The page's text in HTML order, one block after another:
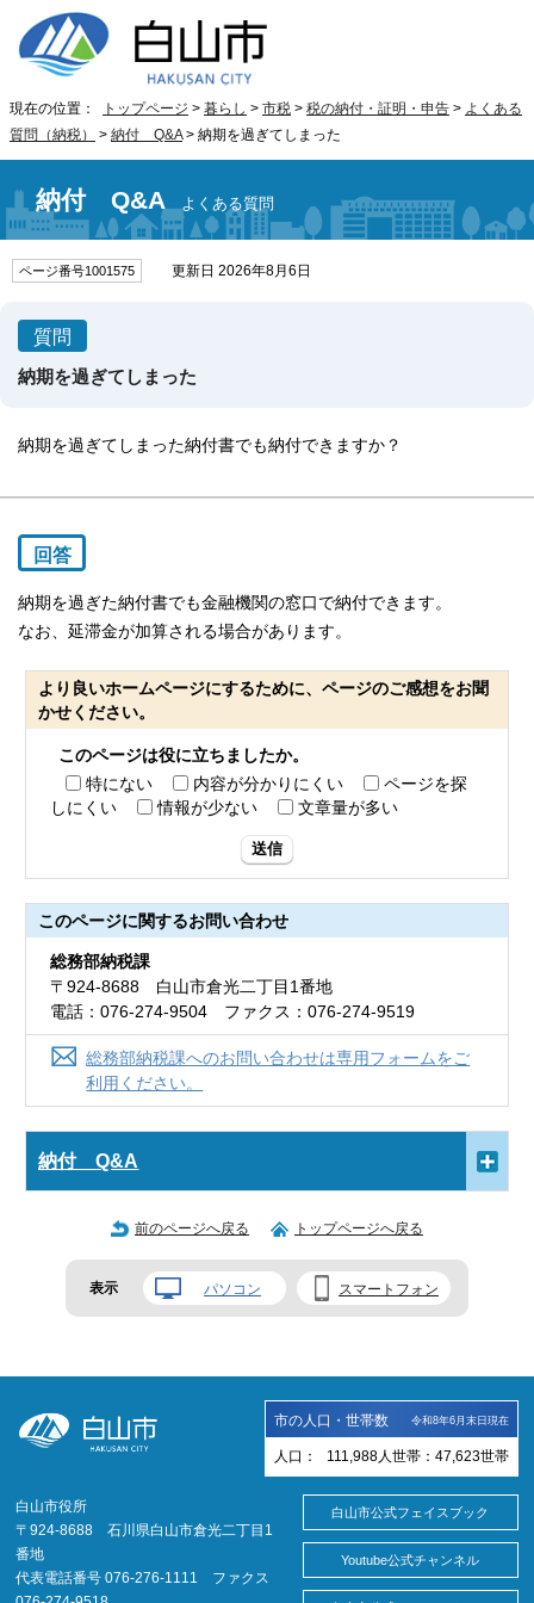
現在の位置： トップページ > 暮らし > 市税 > 税の納付・証明・申告 > よくある
質問（納税）
> 納付 Q&A> 納期を過ぎてしまった
納付 Q&A よくある質問
ページ番号1001575 更新日 2026年8月6日
質問
納期を過ぎてしまった
納期を過ぎてしまった納付書でも納付できますか？
回答
納期を過ぎた納付書でも金融機関の窓口で納付できます。
なお、延滞金が加算される場合があります。
より良いホームページにするために、ページのご感想をお聞
かせください。
このページは役に立ちましたか。
特にない
内容が分かりにくい
ページを探
しにくい
情報が少ない 文章量が多い
送信
このページに関するお問い合わせ
総務部納税課
〒924-8688 白山市倉光二丁目1番地
電話：076-274-9504 ファクス：076-274-9519
総務部納税課へのお問い合わせは専用フォームをご
利用ください。
納付 Q&A
前のページへ戻る トップページへ戻る
表示 パソコン スマートフォン
市の人口・世帯数 令和8年6月末日現在
人口： 111,988 人 世帯： 47,623世帯
白山市役所
〒924-8688 石川県白山市倉光二丁目1
番地
代表電話番号 076-276-1111 ファクス
白山市公式フェイスブック
Youtube公式チャンネル